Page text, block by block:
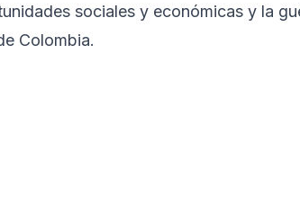
sociales y económicas y la
Colombia.